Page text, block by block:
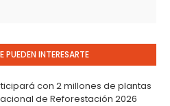
PUEDEN INTERESARTE
con 2 millones de plantas
de Reforestación 2026